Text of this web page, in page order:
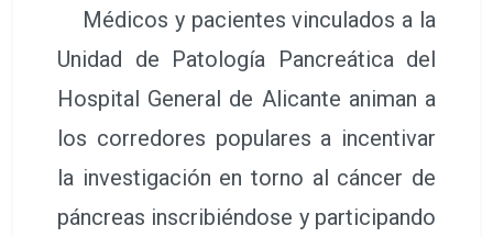
Médicos y pacientes vinculados a la
Unidad de Patología Pancreática del
Hospital General de Alicante animan a
los corredores populares a incentivar
la investigación en torno al cáncer de
páncreas inscribiéndose y participando